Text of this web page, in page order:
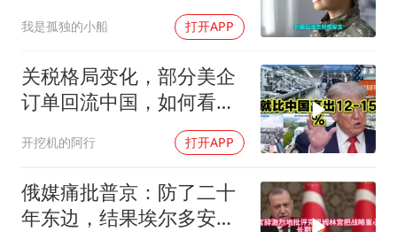
我是孤独的小船 打开APP
关税格局变化，部分美企
订单回流中国，如何看待
特朗普关税政策得失。来
听听
开挖机的阿行 打开APP
俄媒痛批普京：防了二十
年东边，结果埃尔多安把